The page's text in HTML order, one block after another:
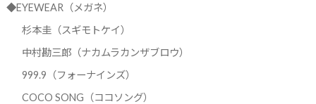
◆EYEWEAR（メガネ）
杉本圭（スギモトケイ）
中村勘三郎（ナカムラカンザブロウ）
999.9（フォーナインズ）
COCO SONG（ココソング）